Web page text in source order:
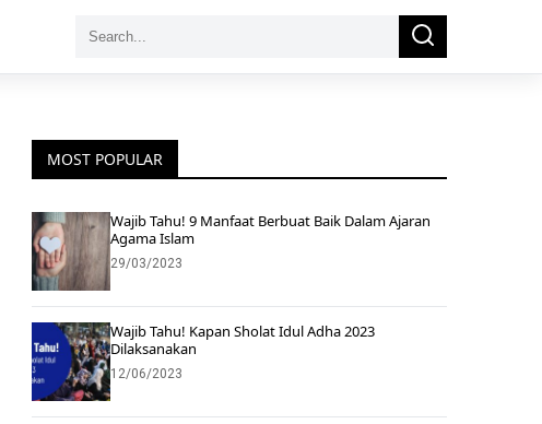
Search
Search
MOST POPULAR
Wajib Tahu! 9 Manfaat Berbuat Baik Dalam Ajaran
Agama Islam
29/03/2023
Wajib Tahu! Kapan Sholat Idul Adha 2023
Dilaksanakan
12/06/2023